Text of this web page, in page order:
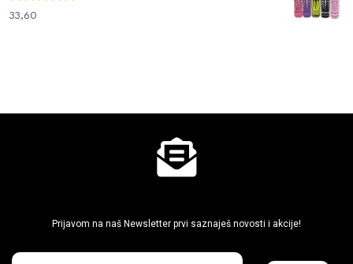
Ocjenjeno
33,60
Prijavom na naš Newsletter prvi saznaješ novosti i akcije!